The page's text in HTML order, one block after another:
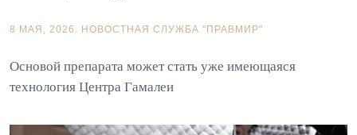
8 МАЯ, 2026. НОВОСТНАЯ СЛУЖБА "ПРАВМИР"
Основой препарата может стать уже имеющаяся
технология Центра Гамалеи